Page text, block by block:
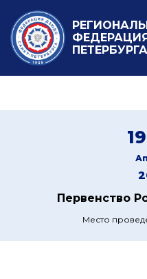
ПЕТЕРБУРГА
Первенство
Место